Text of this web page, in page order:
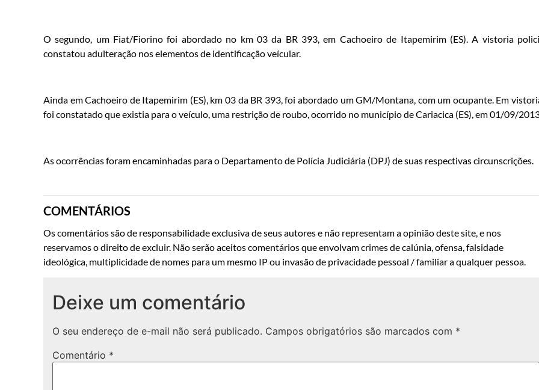
O segundo, um Fiat/Fiorino foi abordado no km 03 da BR 393, em Cachoeiro de Itapemirim (ES). A vistoria
constatou adulteração nos elementos de identificação veícular.
Ainda em Cachoeiro de Itapemirim (ES), km 03 da BR 393, foi abordado um GM/Montana, com um ocupante. Em
foi constatado que existia para o veículo, uma restrição de roubo, ocorrido no município de Cariacica (ES), em 01/09/
As ocorrências foram encaminhadas para o Departamento de Polícia Judiciária (DPJ) de suas respectivas circunscrições.
COMENTÁRIOS
Os comentários são de responsabilidade exclusiva de seus autores e não representam a opinião deste site, e nos
reservamos o direito de excluir. Não serão aceitos comentários que envolvam crimes de calúnia, ofensa, falsidade
ideológica, multiplicidade de nomes para um mesmo IP ou invasão de privacidade pessoal / familiar a qualquer pessoa.
Deixe um comentário
O seu endereço de e-mail não será publicado. Campos obrigatórios são marcados com *
Comentário *